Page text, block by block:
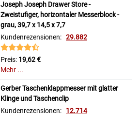
Joseph Joseph Drawer Store -
Zweistufiger, horizontaler Messerblock -
grau, 39,7 x 14,5 x 7,7
Kundenrezensionen: 29.882
Preis: 19,62 €
Mehr ...
Gerber Taschenklappmesser mit glatter
Klinge und Taschenclip
Kundenrezensionen: 12.714